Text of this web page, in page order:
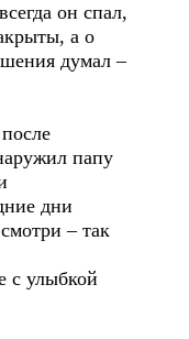
он спал,
а о
думал –
папу
дни
– так
с улыбкой